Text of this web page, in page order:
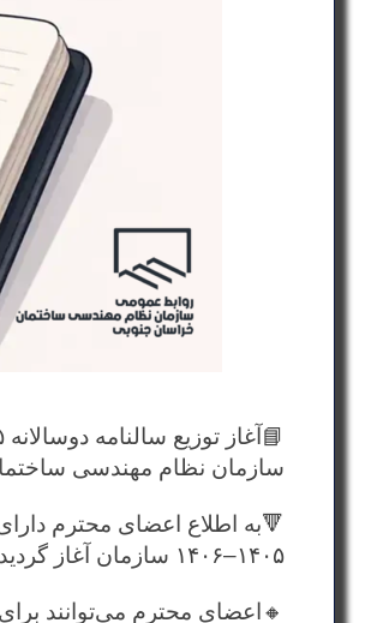
📘آغاز توزیع سالنامه دوسالانه ۱۴۰۵–۱۴۰۶
سازمان نظام مهندسی
🔻به اطلاع اعضای محترم
۱۴۰۵–۱۴۰۶ سازمان آغاز گردیده است.
🔸اعضای محترم می‌توانند